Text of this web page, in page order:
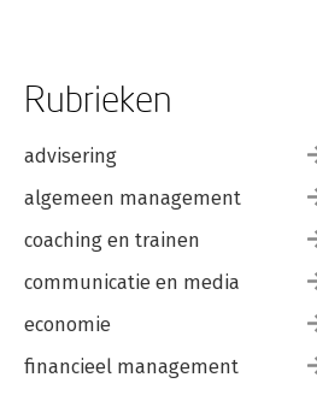
Rubrieken
advisering
algemeen management
coaching en trainen
communicatie en media
economie
financieel management